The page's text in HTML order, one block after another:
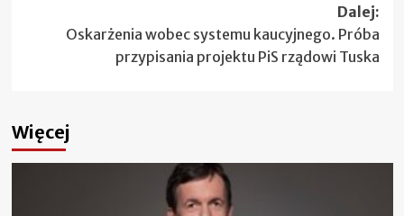
Dalej:
Oskarżenia wobec systemu kaucyjnego. Próba
przypisania projektu PiS rządowi Tuska
Więcej